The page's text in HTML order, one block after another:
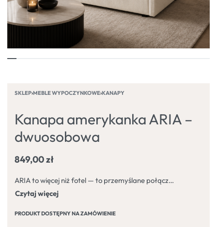
SKLEP›MEBLE WYPOCZYNKOWE›KANAPY
Kanapa amerykanka ARIA –
dwuosobowa
849,00zł
ARIA to więcej niż fotel — to przemyślane połączenie stylu, funkcjonalności i codziennej wygody. Zaprojektowany w szerszej wersji, oferuje wyjątkowy komfort użytkowania dla dwóch osób, zachowując przy tym kompaktową formę idealną do nowoczesnych wnętrz.
PRODUKT DOSTĘPNY NA ZAMÓWIENIE